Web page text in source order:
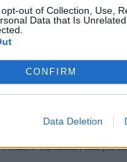
out of Collection, Use,
Data that Is
CONFIRM
Data Deletion
i Orderów Odrodzenia Polski (fot.